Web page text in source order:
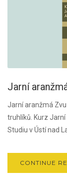
Jarní
Jarní aranžmá
truhlíků. Kurz
Studiu v Ústí nad
CONTINUE